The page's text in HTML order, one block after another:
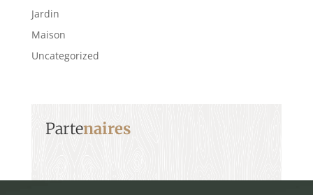
Jardin
Maison
Uncategorized
Partenaires